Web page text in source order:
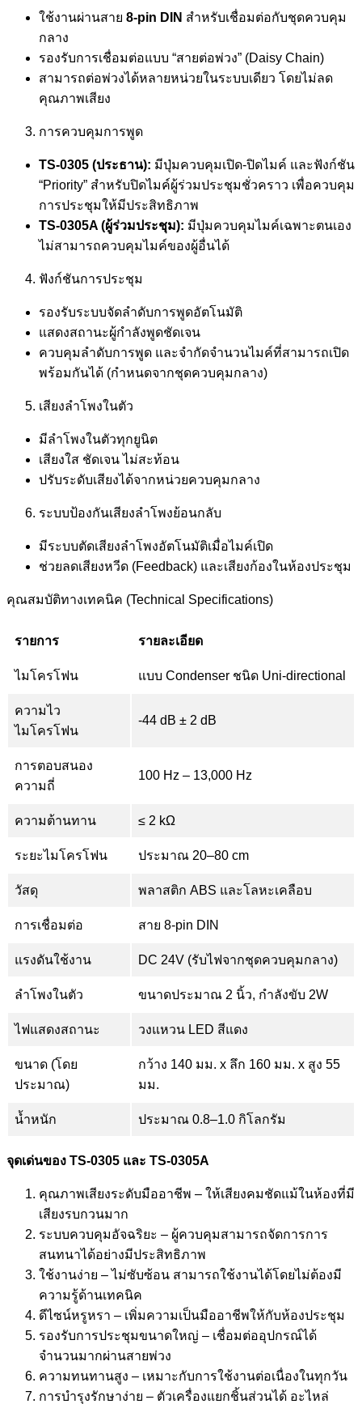
ใช้งานผ่านสาย 8-pin DIN สำหรับเชื่อมต่อกับชุดควบคุม
กลาง
รองรับการเชื่อมต่อแบบ “สายต่อพ่วง” (Daisy Chain)
สามารถต่อพ่วงได้หลายหน่วยในระบบเดียว โดยไม่ลด
คุณภาพเสียง
การควบคุมการพูด
TS-0305 (ประธาน): มีปุ่มควบคุมเปิด-ปิดไมค์ และฟังก์ชัน
“Priority” สำหรับปิดไมค์ผู้ร่วมประชุมชั่วคราว เพื่อควบคุม
การประชุมให้มีประสิทธิภาพ
TS-0305A (ผู้ร่วมประชุม): มีปุ่มควบคุมไมค์เฉพาะตนเอง
ไม่สามารถควบคุมไมค์ของผู้อื่นได้
ฟังก์ชันการประชุม
รองรับระบบจัดลำดับการพูดอัตโนมัติ
แสดงสถานะผู้กำลังพูดชัดเจน
ควบคุมลำดับการพูด และจำกัดจำนวนไมค์ที่สามารถเปิด
พร้อมกันได้ (กำหนดจากชุดควบคุมกลาง)
เสียงลำโพงในตัว
มีลำโพงในตัวทุกยูนิต
เสียงใส ชัดเจน ไม่สะท้อน
ปรับระดับเสียงได้จากหน่วยควบคุมกลาง
ระบบป้องกันเสียงลำโพงย้อนกลับ
มีระบบตัดเสียงลำโพงอัตโนมัติเมื่อไมค์เปิด
ช่วยลดเสียงหวีด (Feedback) และเสียงก้องในห้องประชุม
คุณสมบัติทางเทคนิค (Technical Specifications)
รายการ รายละเอียด
ไมโครโฟน แบบ Condenser ชนิด Uni-directional
ความไว
ไมโครโฟน
-44 dB ± 2 dB
การตอบสนอง
ความถี่
100 Hz – 13,000 Hz
ความต้านทาน ≤ 2 kΩ
ระยะไมโครโฟน ประมาณ 20–80 cm
วัสดุ พลาสติก ABS และโลหะเคลือบ
การเชื่อมต่อ สาย 8-pin DIN
แรงดันใช้งาน DC 24V (รับไฟจากชุดควบคุมกลาง)
ลำโพงในตัว ขนาดประมาณ 2 นิ้ว, กำลังขับ 2W
ไฟแสดงสถานะ วงแหวน LED สีแดง
ขนาด (โดย
ประมาณ)
กว้าง 140 มม. x ลึก 160 มม. x สูง 55
มม.
น้ำหนัก ประมาณ 0.8–1.0 กิโลกรัม
จุดเด่นของ TS-0305 และ TS-0305A
คุณภาพเสียงระดับมืออาชีพ – ให้เสียงคมชัดแม้ในห้องที่มี
เสียงรบกวนมาก
ระบบควบคุมอัจฉริยะ – ผู้ควบคุมสามารถจัดการการ
สนทนาได้อย่างมีประสิทธิภาพ
ใช้งานง่าย – ไม่ซับซ้อน สามารถใช้งานได้โดยไม่ต้องมี
ความรู้ด้านเทคนิค
ดีไซน์หรูหรา – เพิ่มความเป็นมืออาชีพให้กับห้องประชุม
รองรับการประชุมขนาดใหญ่ – เชื่อมต่ออุปกรณ์ได้
จำนวนมากผ่านสายพ่วง
ความทนทานสูง – เหมาะกับการใช้งานต่อเนื่องในทุกวัน
การบำรุงรักษาง่าย – ตัวเครื่องแยกชิ้นส่วนได้ อะไหล่